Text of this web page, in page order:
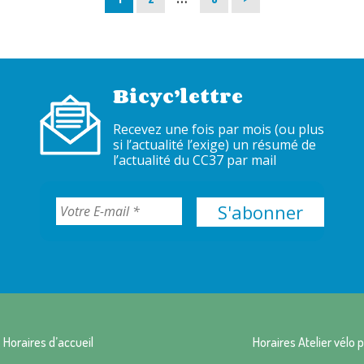
Bicyc’lettre
Recevez une fois par mois (ou plus
si l’actualité l’exige) un résumé de
l’actualité du CC37 par mail
Horaires d’accueil Horaires Atelier vélo